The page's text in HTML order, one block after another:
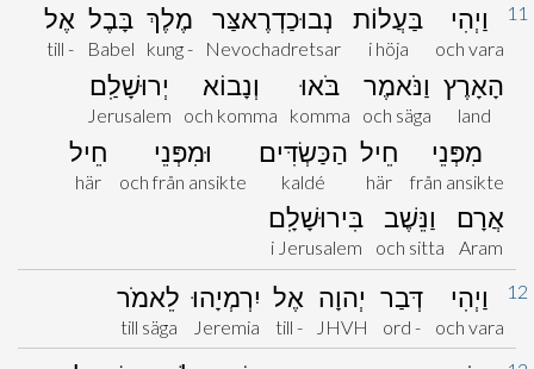
11
וַיְהִי
och vara
בַּעֲלוֹת
i höja
נְבוּכַדְרֶאצַּר
Nevochadretsar
מֶלֶךְ
kung -
בָּבֶל
Babel
אֶל
till -
הָאָרֶץ
land
וַנֹּאמֶר
och säga
בֹּאוּ
komma
וְנָבוֹא
och komma
יְרוּשָׁלִַם
Jerusalem
מִפְּנֵי
från ansikte
חֵיל
här
הַכַּשְׂדִּים
kaldé
וּמִפְּנֵי
och från ansikte
חֵיל
här
אֲרָם
Aram
וַנֵּשֶׁב
och sitta
בִּירוּשָׁלִָם
i Jerusalem
12
וַיְהִי
och vara
דְּבַר
ord -
יְהוָה
JHVH
אֶל
till -
יִרְמְיָהוּ
Jeremia
לֵאמֹר
till säga